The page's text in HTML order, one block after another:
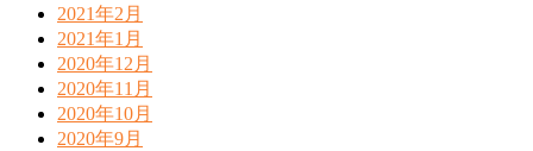
2021年2月
2021年1月
2020年12月
2020年11月
2020年10月
2020年9月